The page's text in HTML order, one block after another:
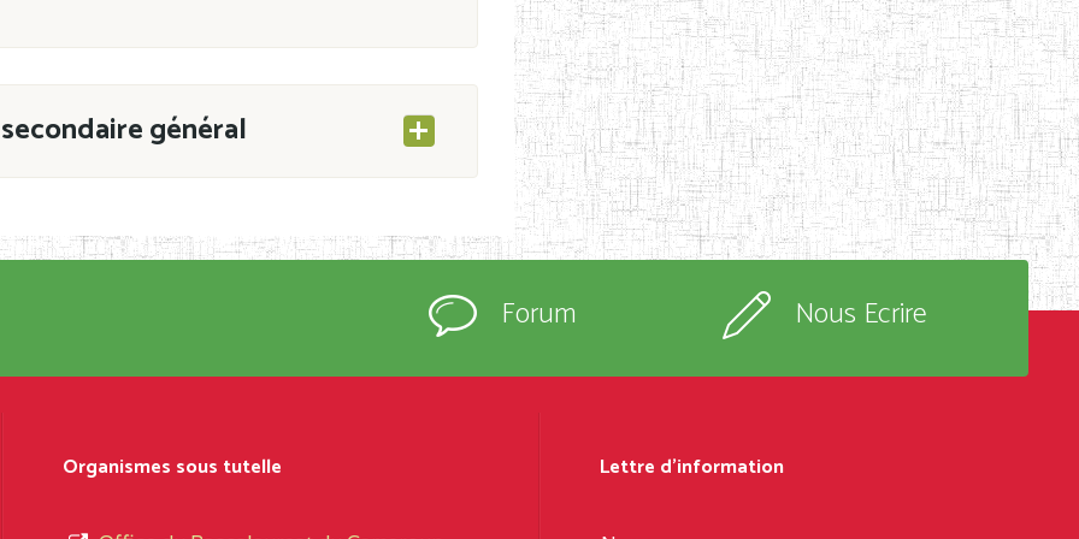
général
CAB du 21 mars 2011 portant ouverture
immatriculés et inscrits au
Forum Nous Ecrire
Organismes sous tutelle Lettre d'information